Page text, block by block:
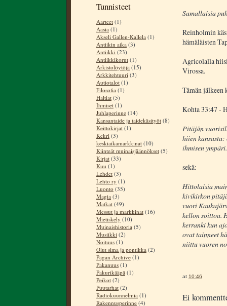
Tunnisteet
Aarteet (1)
Aasia (1)
Akseli Gallen-Kallela (1)
Antiikin aika (3)
Antiikki (23)
Antiikkikorut (1)
Arkistolöytöjä (15)
Arkkitehtuuri (3)
Autiotalot (1)
Filosofia (1)
Haltiat (5)
Ihmiset (1)
Juhlaperinne (14)
Kansantaide ja taidekäsityöt (8)
Keittokirjat (1)
Kekri (3)
keskiaikamarkkinat (10)
Kiinteät muinaisjäännökset (5)
Kirjat (33)
Kuu (1)
Lehdet (3)
Lehto ry (1)
Luonto (35)
Magia (3)
Matkat (49)
Messut ja markkinat (16)
Mietiskely (10)
Muinaishistoria (5)
Musiikki (2)
Noituus (1)
Olut sima ja pontikka (2)
Pagan Archive (1)
Pakanuus (1)
Pakurikääpä (1)
Peikot (2)
Puutarhat (2)
Radiokuunnelmia (1)
Rakennusperinne (4)
Samallaisia
Reinholmin
hämäläisten
Agricolalla
Virossa.
Tämän jälkeen
Kohta 33:47 -
Pitäjän
hiien
ihmisen
sekä:
Hittolaisia
kivikirkon
vuori
kellon soittoa.
kerranki kun
ovat tainneet
niittu vuoren
at 10:46
Ei